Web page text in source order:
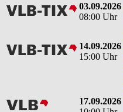
vlbtix
03.09.2026
08:00 Uhr
vlbtix
14.09.2026
15:00 Uhr
vlb
17.09.2026